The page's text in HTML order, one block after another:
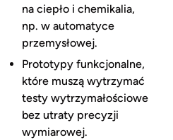
na ciepło i chemikalia,
np. w automatyce
przemysłowej.
Prototypy funkcjonalne,
które muszą wytrzymać
testy wytrzymałościowe
bez utraty precyzji
wymiarowej.